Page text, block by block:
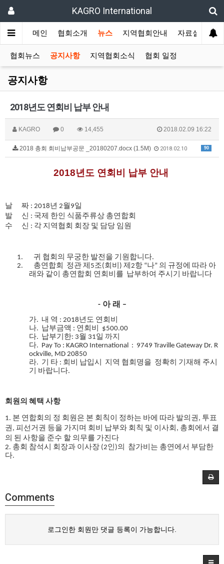
KAGRO International
메인 협회소개 뉴스 지역협회안내 자료실 겔
협회뉴스 공지사항 지역협회소식 협회 일정
공지사항
2018년도 연회비 납부 안내
KAGRO 0 14,455 2018.02.09 16:22
90
2018 총회 회비납부공문 _20180207.docx (1.5M) 2018.02.10
2018년도 연회비 납부 안내
날 짜 : 2018년 2월 9일
발
신 : 국제 한인 식품주류상 총연합회
수
신 : 각 지역협회 회장 및 담당 임 원
1. 귀 협회의 무궁한 발전을 기원합니다.
2.
총연합회 정관 제 5조(회비 ) 제 2항 “나” 의 규정에 따라 아
래와 같이 총연합회 연회비를 납부하여 주시기 바랍니다
- 아 래 –
가. 내 역 : 2018년도 연회비
나. 납부금액 : 연회비
$500.00
다. 납부기한: 3월 31일 까지
다. Pay To : KAGRO International : 9749 Traville Gateway Dr. R
ockville, MD 20850
라. 기 타 : 회비 납입시 지역 협회명을 정확히 기재해 주시
기
바랍니다.
회원의 혜택 사항
1. 본 연합회의 정 회원은 본 회칙이 정하는 바에 따라 발의권 , 투표
권 , 피선거권 등을 가지며 회비 납부와 회칙 및 이사회 , 총회에서 결
의 된 사항을 준수 할 의무를 가진다
2. 총회 참석시 회장과 이사장 (2인 )의 참가비는 총연에서 부담한
다.
Comments
로그인한 회원만 댓글 등록이 가능합니다.